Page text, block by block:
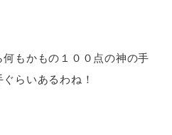
もかもの１００点の神の手
らいあるわね！